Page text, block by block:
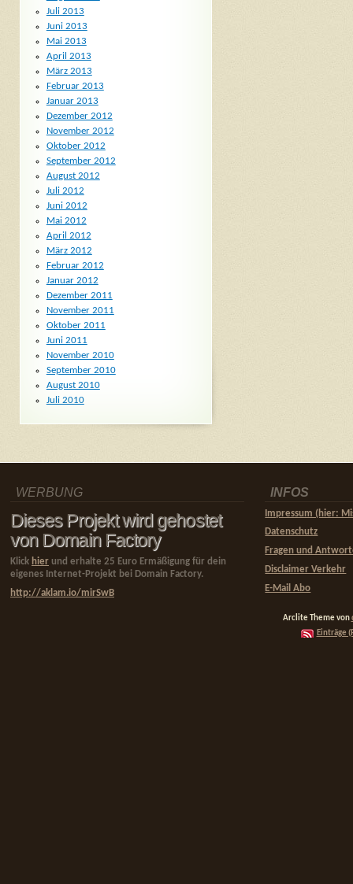
Juli 2013
Juni 2013
Mai 2013
April 2013
März 2013
Februar 2013
Januar 2013
Dezember 2012
November 2012
Oktober 2012
September 2012
August 2012
Juli 2012
Juni 2012
Mai 2012
April 2012
März 2012
Februar 2012
Januar 2012
Dezember 2011
November 2011
Oktober 2011
Juni 2011
November 2010
September 2010
August 2010
Juli 2010
WERBUNG
Dieses Projekt wird gehostet
von Domain Factory
Klick hier und erhalte 25 Euro Ermäßigung für dein
eigenes Internet-Projekt bei Domain Factory.
http://aklam.io/mirSwB
INFOS
Impressum (hier:
Datenschutz
Fragen und
Disclaimer Verkehr
E-Mail Abo
Arclite Theme von
Einträge